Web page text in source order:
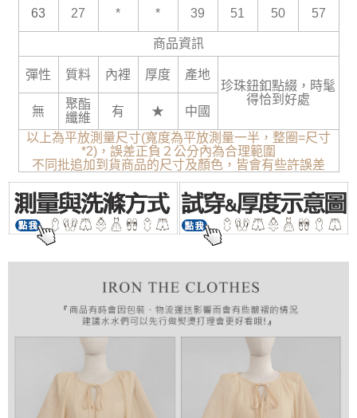
63 27 * * 39 51 50 57
商品資訊
彈性 質料 內裡 厚度
產地
珍珠鈕釦點綴，時髦
得恰到好處
無
聚酯
纖維
有 ★
中國
以上為平放測量尺寸(寬度為平放測量一半，整圈=尺寸
*2)，誤差正負２公分內為合理範圍
不同批追加到貨商品的尺寸及顏色，皆會有些許誤差